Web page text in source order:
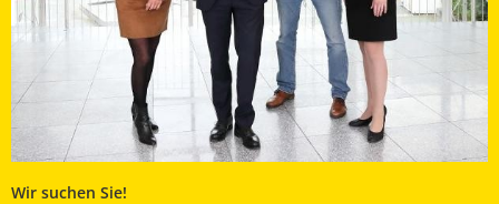
Wir suchen Sie!